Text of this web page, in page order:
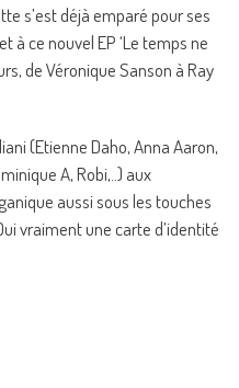
s’est déjà emparé pour ses
à ce nouvel EP ‘Le temps ne
de Véronique Sanson à Ray
(Etienne Daho, Anna Aaron,
A, Robi,..) aux
aussi sous les touches
vraiment une carte d’identité